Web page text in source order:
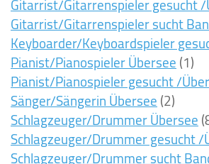
Gitarrist/Gitarrenspieler sucht
Keyboarder/Keyboardspieler
Pianist/Pianospieler Übersee(1)
Pianist/Pianospieler gesucht /
Sänger/Sängerin Übersee(2)
Schlagzeuger/Drummer Übersee
Schlagzeuger/Drummer gesucht /
Schlagzeuger/Drummer sucht